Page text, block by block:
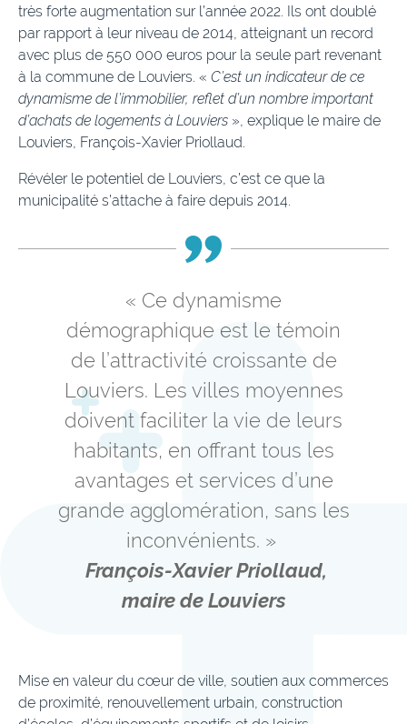
très forte augmentation sur l’année 2022. Ils ont doublé
par rapport à leur niveau de 2014, atteignant un record
avec plus de 550 000 euros pour la seule part revenant
à la commune de Louviers. « C’est un indicateur de ce
dynamisme de l’immobilier, reflet d’un nombre important
d’achats de logements à Louviers », explique le maire de
Louviers, François-Xavier Priollaud.
Révéler le potentiel de Louviers, c’est ce que la
municipalité s’attache à faire depuis 2014.
« Ce dynamisme
démographique est le témoin
de l’attractivité croissante de
Louviers. Les villes moyennes
doivent faciliter la vie de leurs
habitants, en offrant tous les
avantages et services d’une
grande agglomération, sans les
inconvénients. »
François-Xavier Priollaud,
maire de Louviers
Mise en valeur du cœur de ville, soutien aux commerces
de proximité, renouvellement urbain, construction